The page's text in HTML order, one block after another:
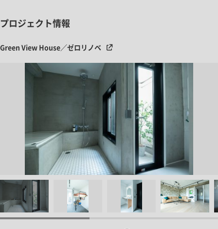
プロジェクト情報
Green View House／ゼロリノベ